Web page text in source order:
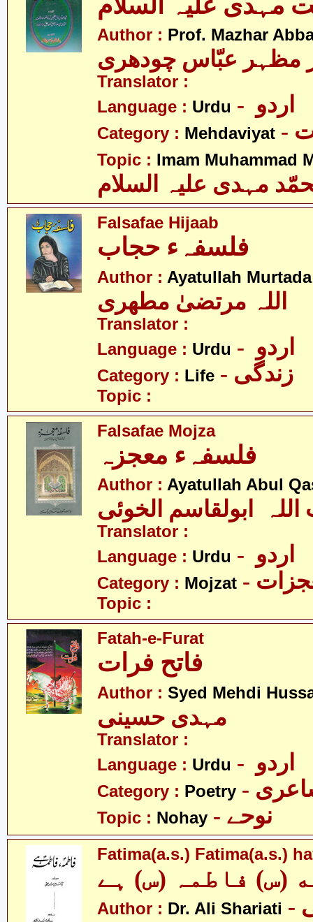
مہدی علیہ السلام
Author : Prof. Mazhar
مظہر عبّاس چودھری
Translator :
Language : Urdu
Category : Mehdaviyat
Topic : Imam Muhammad
مہدی علیہ السلام
Falsafae Hijaab
Author : Ayatullah
اللہ مرتضیٰ مطھری
Translator :
Language : Urdu
Category : Life - زندگی
Topic :
Falsafae Mojza
Author : Ayatullah Abul
اللہ ابولقاسم الخوئی
Translator :
Language : Urdu
Category : Mojzat
Topic :
Fatah-e-Furat
Author : Syed Mehdi
مہدی حسینی
Translator :
Language : Urdu
Category : Poetry
Topic : Nohay
Fatima(a.s.) Fatima(a.s.)
(س) فاطمہ (س) ہے
Author : Dr. Ali Shariati - ڈاکٹر علی